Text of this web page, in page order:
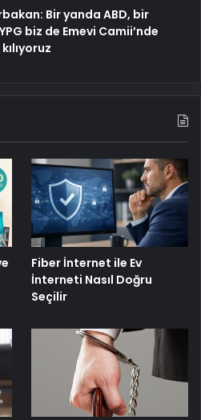
Bir yanda ABD, bir
biz de Emevi Camii’nde
Fiber İnternet ile Ev
İnterneti Nasıl Doğru
Seçilir